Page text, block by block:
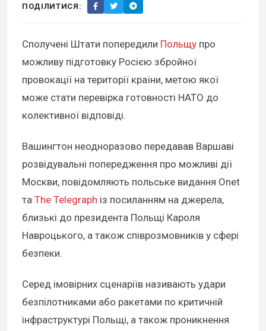
ПОДІЛИТИСЯ:
Сполучені Штати попередили Польщу про
можливу підготовку Росією збройної
провокації на території країни, метою якої
може стати перевірка готовності НАТО до
колективної відповіді.
Вашингтон неодноразово передавав Варшаві
розвідувальні попередження про можливі дії
Москви, повідомляють польське видання Onet
та The Telegraph із посиланням на джерела,
близькі до президента Польщі Кароля
Навроцького, а також співрозмовників у сфері
безпеки.
Серед імовірних сценаріїв називають удари
безпілотниками або ракетами по критичній
інфраструктурі Польщі, а також проникнення